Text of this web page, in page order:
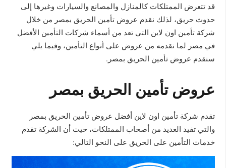
قد تتعرض الممتلكات كالمنازل والمصانع والسيارات وغيرها إلى
حدوث حريق، لذلك نقدم عروض تأمين الحريق بمصر من خلال
شركة تأمين اون لاين التي تعد من أسماء شركات التأمين الأفضل
في مصر لما نقدمه من عروض على أنواع التأمين، وفيما يلي
سنقدم عروض تأمين الحريق بمصر.
عروض تأمين الحريق بمصر
تقدم شركة تأمين اون لاين أفضل عروض تأمين الحريق بمصر
والتي تفيد العديد من أصحاب الممتلكات، حيث أن الشركة تقدم
خدمات التأمين على الحريق على النحو التالي: